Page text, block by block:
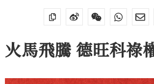
火馬飛騰 德旺科祿